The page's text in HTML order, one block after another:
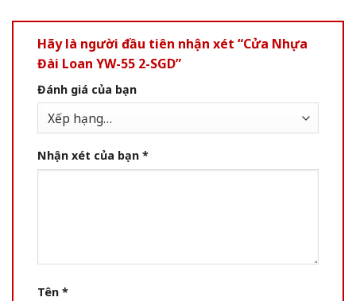
Hãy là người đầu tiên nhận xét “Cửa Nhựa
Đài Loan YW-55 2-SGD”
Đánh giá của bạn
Nhận xét của bạn *
Tên *